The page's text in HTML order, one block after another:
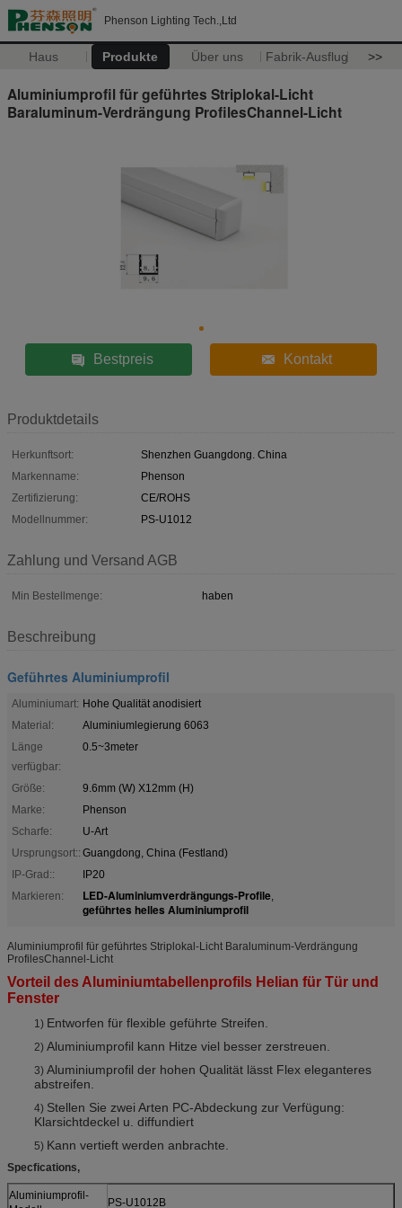
Phenson Lighting Tech.,Ltd
Haus Produkte Über uns Fabrik-Ausflug >>
Aluminiumprofil für geführtes Striplokal-Licht
Baraluminum-Verdrängung ProfilesChannel-Licht
Bestpreis Kontakt
Produktdetails
Herkunftsort:
Shenzhen Guangdong. China
Markenname:
Phenson
Zertifizierung:
CE/ROHS
Modellnummer:
PS-U1012
Zahlung und Versand AGB
Min Bestellmenge: haben
Beschreibung
Geführtes Aluminiumprofil
Aluminiumart: Hohe Qualität anodisiert
Material:
Aluminiumlegierung 6063
Länge
verfügbar:
0.5~3meter
Größe:
9.6mm (W) X12mm (H)
Marke:
Phenson
Scharfe:
U-Art
Ursprungsort:: Guangdong, China (Festland)
IP-Grad::
IP20
Markieren:
LED-Aluminiumverdrängungs-Profile,
geführtes helles Aluminiumprofil
Aluminiumprofil für geführtes Striplokal-Licht Baraluminum-Verdrängung
ProfilesChannel-Licht
Vorteil des Aluminiumtabellenprofils Helian für Tür und
Fenster
1) Entworfen für flexible geführte Streifen.
2) Aluminiumprofil kann Hitze viel besser zerstreuen.
3) Aluminiumprofil der hohen Qualität lässt Flex eleganteres
abstreifen.
4) Stellen Sie zwei Arten PC-Abdeckung zur Verfügung:
Klarsichtdeckel u. diffundiert
5) Kann vertieft werden anbrachte.
Specfications,
Aluminiumprofil-
PS-U1012B